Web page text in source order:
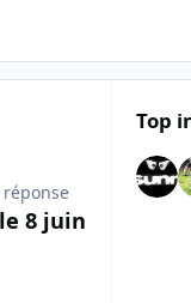
le 8 juin
Top